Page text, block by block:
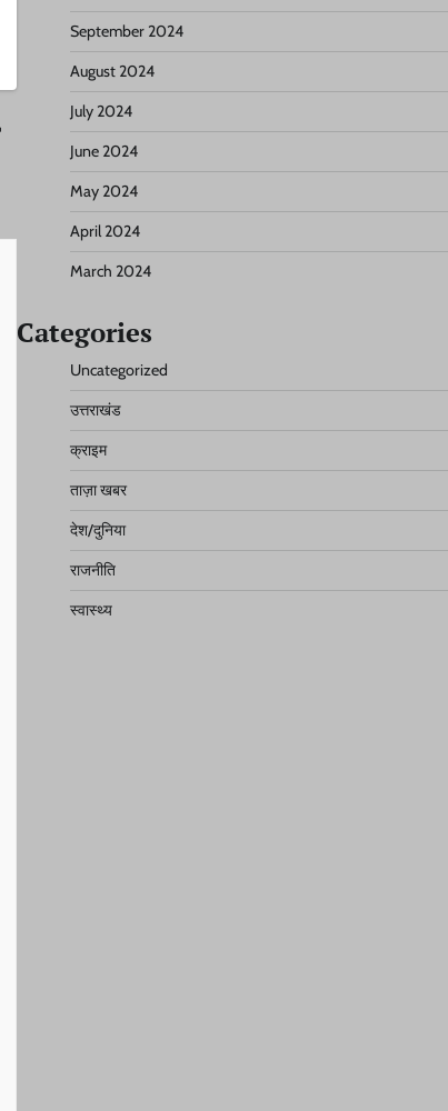
September 2024
August 2024
July 2024
June 2024
May 2024
April 2024
March 2024
Categories
Uncategorized
उत्तराखंड
क्राइम
ताज़ा खबर
देश/दुनिया
राजनीति
स्वास्थ्य